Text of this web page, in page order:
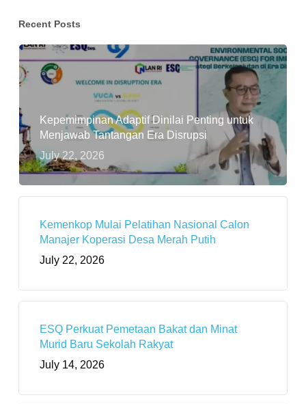
Recent Posts
Kepemimpinan Adaptif Dinilai Penting untuk
Menjawab Tantangan Era Disrupsi
July 22, 2026
Kemenkop Mulai Pelatihan Nasional Calon
Manajer Koperasi Desa Merah Putih
July 22, 2026
ESQ Perkuat Pemetaan Bakat dan Minat
Murid Baru Sekolah Rakyat
July 14, 2026